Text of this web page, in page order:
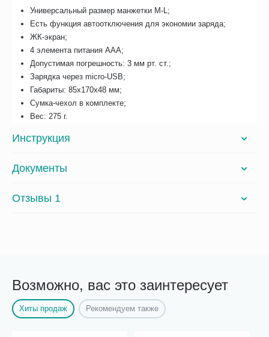
Универсальный размер манжетки M-L;
Есть функция автоотключения для экономии заряда;
ЖК-экран;
4 элемента питания AAA;
Допустимая погрешность: 3 мм рт. ст.;
Зарядка через micro-USB;
Габариты: 85x170x48 мм;
Сумка-чехол в комплекте;
Вес: 275 г.
Инструкция
Документы
Отзывы 1
Возможно, вас это заинтересует
Хиты продаж Рекомендуем также